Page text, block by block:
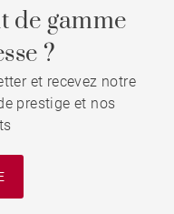
de gamme
?
et recevez notre
prestige et nos